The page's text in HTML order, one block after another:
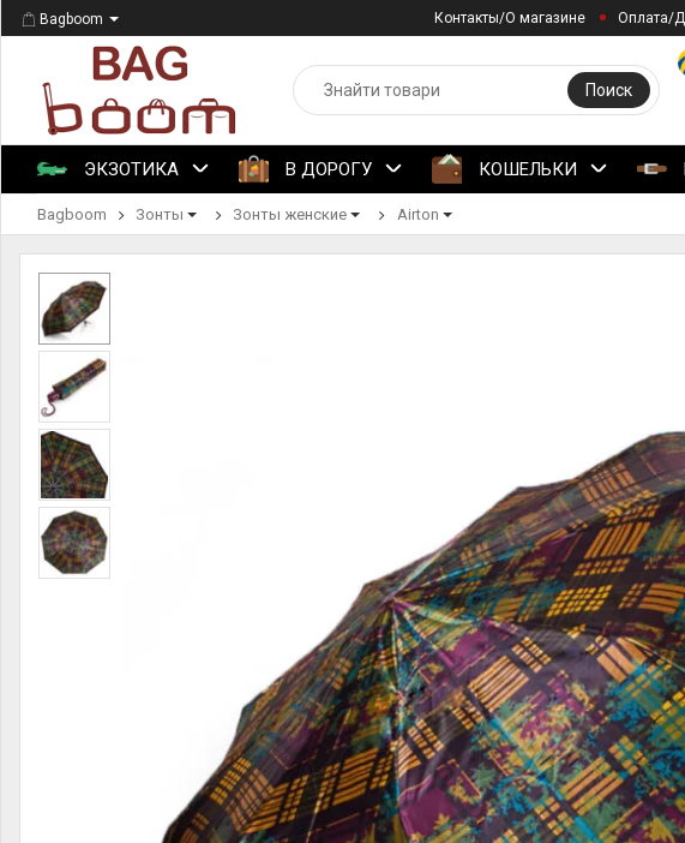
Bagboom Контакты/О магазине Оплата/
Поиск
ЭКЗОТИКА В ДОРОГУ КОШЕЛЬКИ
Bagboom Зонты Зонты женские Airton